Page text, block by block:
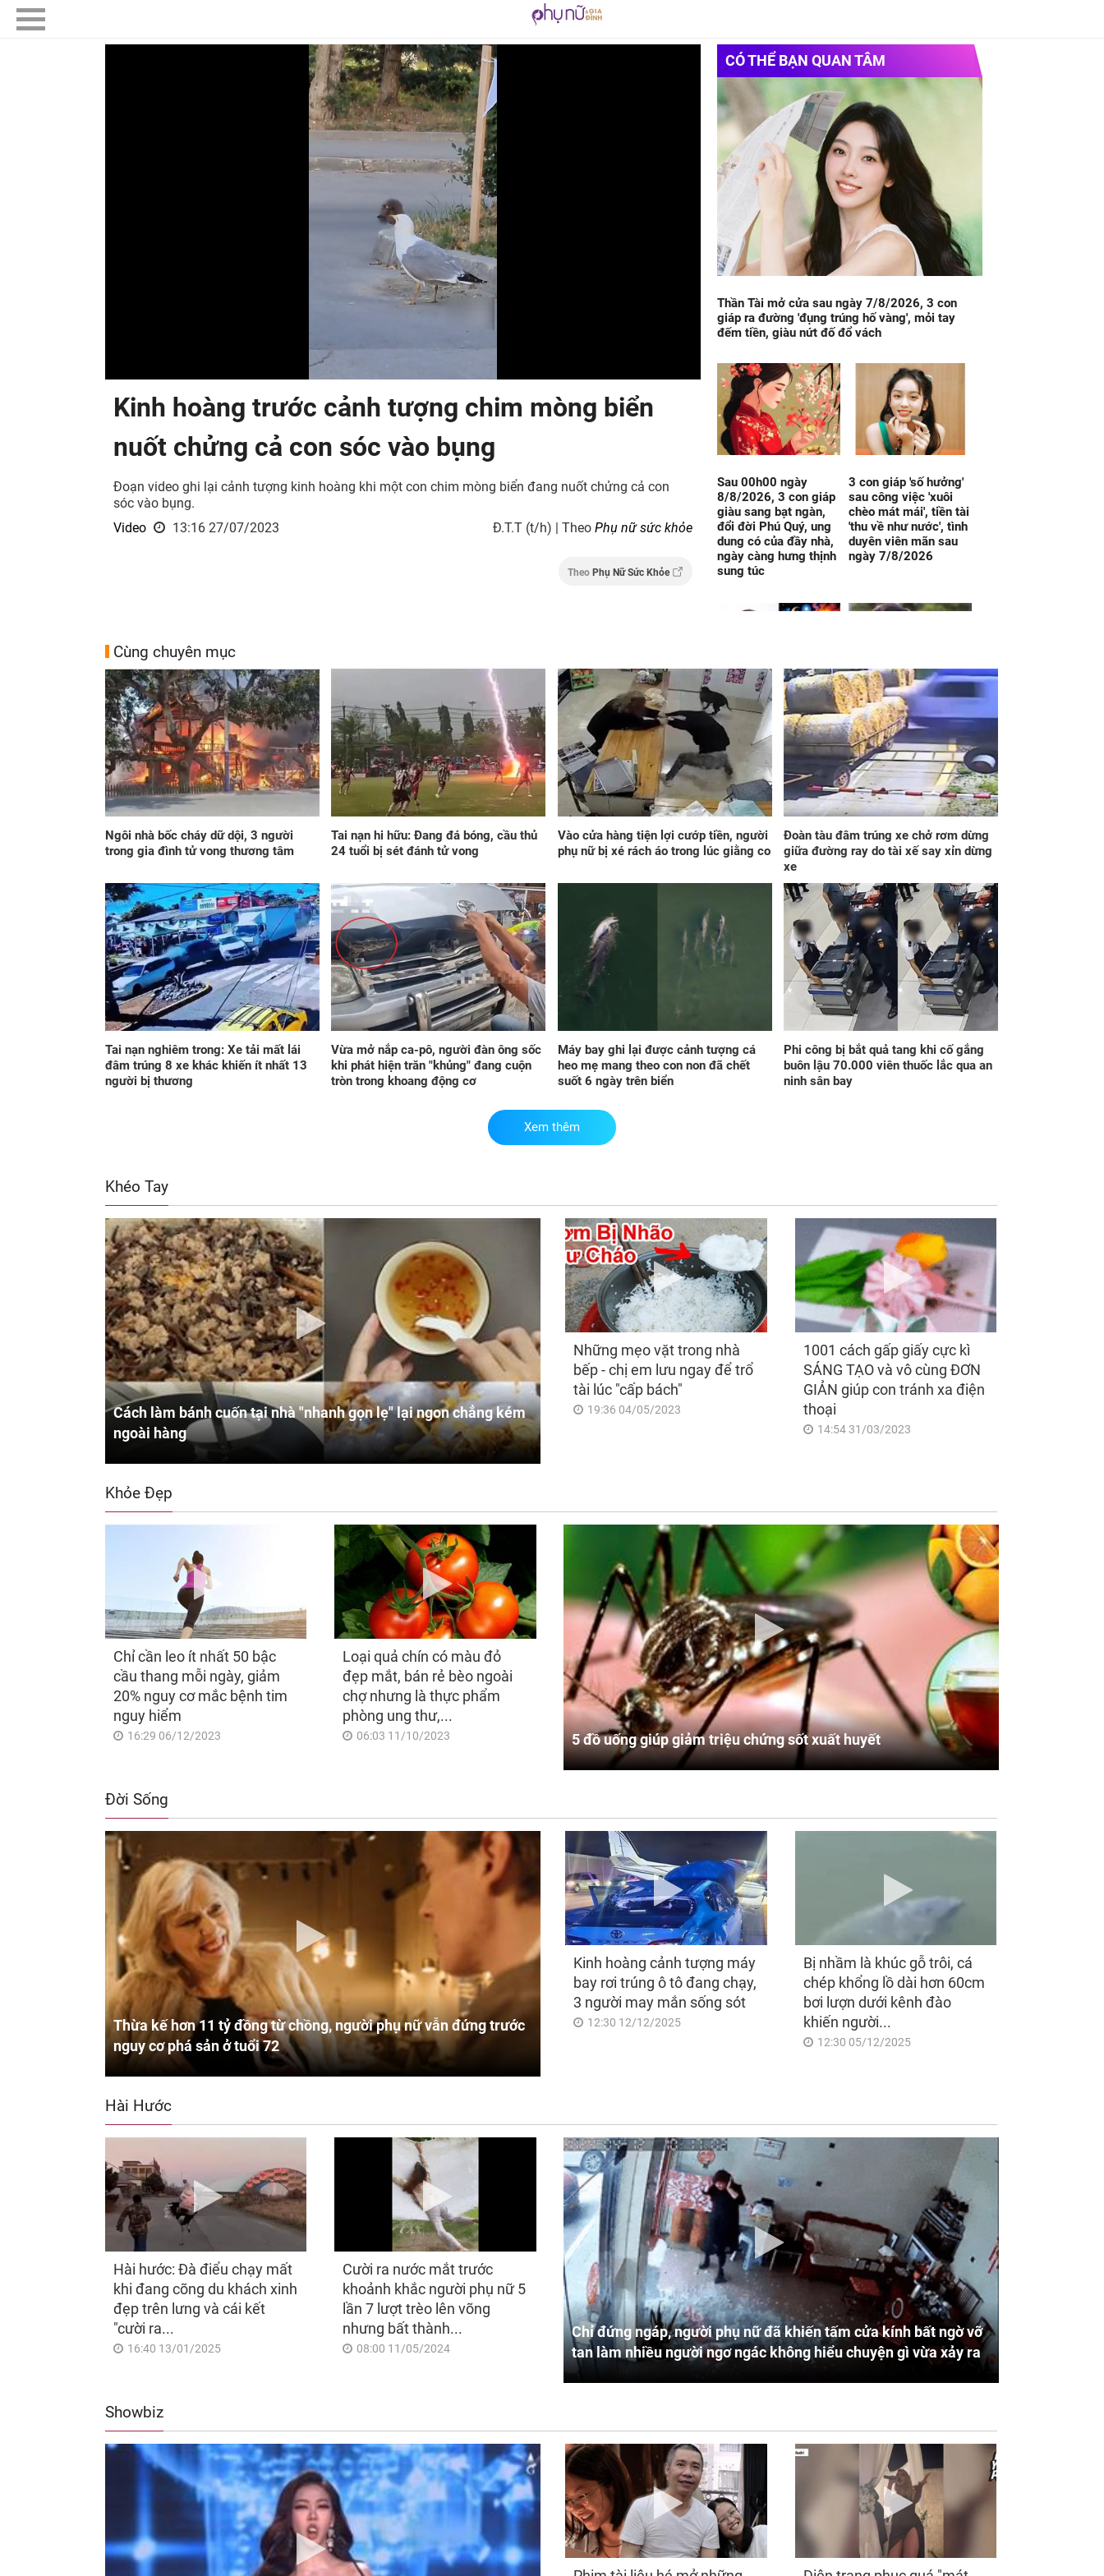
Kinh hoàng trước cảnh tượng chim mòng biển
nuốt chửng cả con sóc vào bụng
Đoạn video ghi lại cảnh tượng kinh hoàng khi một con chim mòng biển đang nuốt chửng cả con
sóc vào bụng.
Video
13:16 27/07/2023 Đ.T.T (t/h) | TheoPhụ nữ sức khỏe
TheoPhụ Nữ Sức Khỏe
CÓ THỂ BẠN QUAN TÂM
Thần Tài mở cửa sau ngày 7/8/2026, 3 con
giáp ra đường 'đụng trúng hố vàng', mỏi tay
đếm tiền, giàu nứt đố đổ vách
Sau 00h00 ngày
8/8/2026, 3 con giáp
giàu sang bạt ngàn,
đổi đời Phú Quý, ung
dung có của đầy nhà,
ngày càng hưng thịnh
sung túc
3 con giáp 'số hưởng'
sau công việc 'xuôi
chèo mát mái', tiền tài
'thu về như nước', tình
duyên viên mãn sau
ngày 7/8/2026
Đúng hôm nay, thứ 6
ngày 7/8/2026, 3 con
giáp Thiên Quan chiếu
vận, sự nghiệp lao
đao, tiền bạc hao tốn
Đúng 12h30 hôm nay,
thứ Sáu 7/8/2026, 3
con giáp tiền về trĩu
túi, phúc cao hơn núi,
lộc nhiều hơn sông,
giàu sang no đủ
Đúng ngày mai, thứ
Bảy 8/8/2026, 3 con
giáp may túi đựng
tiền, HƯỞNG TRỌN
LỘC TRỜI, ăn nên làm
ra, hóa giải nguy
sự
3 con giáp trúng số
độc đắc đúng 300 tỷ
vào ngày 7/8/2026,
tiền về trĩu túi, phúc
cao hơn núi, lộc nhiều
hơn sông, giàu sang
Đúng 20h hôm nay,
ngày 7/8/2026, 3 con
giáp "đu đỉnh" vận
may, tiền bạc về ngập
lối, đón lộc ấm no,
tình tiền viên mãn
Đúng ngày mai, thứ
Bảy 8/8/2026, 3 con
giáp xòe tay đón nhận
lộc Trời ban, sự
nghiệp bứt phá như
'phượng hoàng lửa',
sếp thưởng tiền lương
'kếch xù'
Cùng chuyên mục
Ngôi nhà bốc cháy dữ dội, 3 người
trong gia đình tử vong thương tâm
Tai nạn hi hữu: Đang đá bóng, cầu thủ
24 tuổi bị sét đánh tử vong
Vào cửa hàng tiện lợi cướp tiền, người
phụ nữ bị xé rách áo trong lúc giằng co
Đoàn tàu đâm trúng xe chở rơm dừng
giữa đường ray do tài xế say xỉn dừng
xe
Tai nạn nghiêm trong: Xe tải mất lái
đâm trúng 8 xe khác khiến ít nhất 13
người bị thương
Vừa mở nắp ca-pô, người đàn ông sốc
khi phát hiện trăn "khủng" đang cuộn
tròn trong khoang động cơ
Máy bay ghi lại được cảnh tượng cá
heo mẹ mang theo con non đã chết
suốt 6 ngày trên biển
Phi công bị bắt quả tang khi cố gắng
buôn lậu 70.000 viên thuốc lắc qua an
ninh sân bay
Xem thêm
Khéo Tay
Cách làm bánh cuốn tại nhà "nhanh gọn lẹ" lại ngon chẳng kém
ngoài hàng
Những mẹo vặt trong nhà
bếp - chị em lưu ngay để trổ
tài lúc "cấp bách"
19:36 04/05/2023
1001 cách gấp giấy cực kì
SÁNG TẠO và vô cùng ĐƠN
GIẢN giúp con tránh xa điện
thoại
14:54 31/03/2023
Khỏe Đẹp
Chỉ cần leo ít nhất 50 bậc
cầu thang mỗi ngày, giảm
20% nguy cơ mắc bệnh tim
nguy hiểm
16:29 06/12/2023
Loại quả chín có màu đỏ
đẹp mắt, bán rẻ bèo ngoài
chợ nhưng là thực phẩm
phòng ung thư,...
06:03 11/10/2023 5 đồ uống giúp giảm triệu chứng sốt xuất huyết
Đời Sống
Thừa kế hơn 11 tỷ đồng từ chồng, người phụ nữ vẫn đứng trước
nguy cơ phá sản ở tuổi 72
Kinh hoàng cảnh tượng máy
bay rơi trúng ô tô đang chạy,
3 người may mắn sống sót
12:30 12/12/2025
Bị nhầm là khúc gỗ trôi, cá
chép khổng lồ dài hơn 60cm
bơi lượn dưới kênh đào
khiến người...
12:30 05/12/2025
Hài Hước
Hài hước: Đà điểu chạy mất
khi đang cõng du khách xinh
đẹp trên lưng và cái kết
"cười ra...
16:40 13/01/2025
Cười ra nước mắt trước
khoảnh khắc người phụ nữ 5
lần 7 lượt trèo lên võng
nhưng bất thành...
08:00 11/05/2024
Chỉ đứng ngáp, người phụ nữ đã khiến tấm cửa kính bất ngờ vỡ
tan làm nhiều người ngơ ngác không hiểu chuyện gì vừa xảy ra
Showbiz